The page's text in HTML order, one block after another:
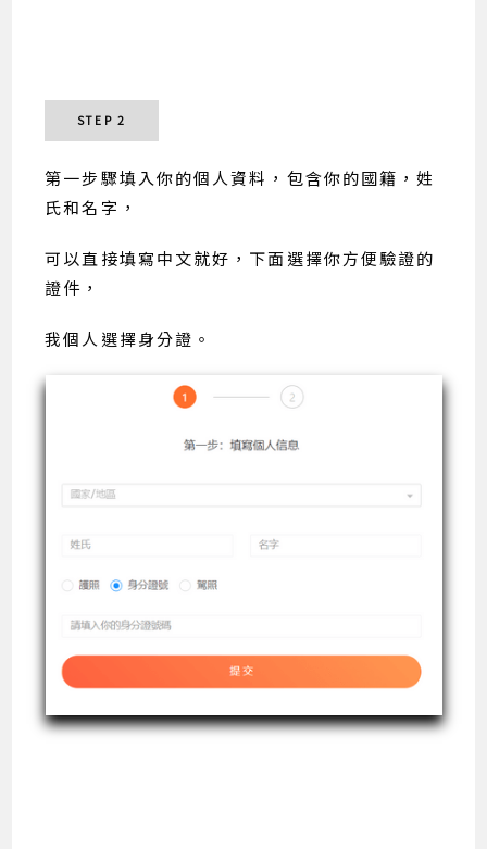
STEP 2
第一步驟填入你的個人資料，包含你的國籍，姓
氏和名字，
可以直接填寫中文就好，下面選擇你方便驗證的
證件，
我個人選擇身分證。